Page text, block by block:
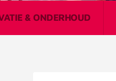
& ONDERHOUD